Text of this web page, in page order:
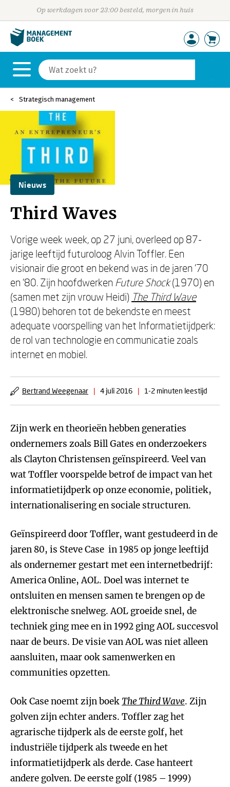
Op werkdagen voor 23:00 besteld, morgen in huis
Strategisch management
Nieuws
Third Waves
Vorige week week, op 27 juni, overleed op 87-
jarige leeftijd futuroloog Alvin Toffler. Een
visionair die groot en bekend was in de jaren ’70
en ‘80. Zijn hoofdwerken Future Shock(1970) en
(samen met zijn vrouw Heidi) The Third Wave
(1980) behoren tot de bekendste en meest
adequate voorspelling van het Informatietijdperk:
de rol van technologie en communicatie zoals
internet en mobiel.
Bertrand Weegenaar | 4 juli 2016 | 1-2 minuten leestijd
Zijn werk en theorieën hebben generaties
ondernemers zoals Bill Gates en onderzoekers
als Clayton Christensen geïnspireerd. Veel van
wat Toffler voorspelde betrof de impact van het
informatietijdperk op onze economie, politiek,
internationalisering en sociale structuren.
Geïnspireerd door Toffler, want gestudeerd in de
jaren 80, is Steve Case in 1985 op jonge leeftijd
als ondernemer gestart met een internetbedrijf:
America Online, AOL. Doel was internet te
ontsluiten en mensen samen te brengen op de
elektronische snelweg. AOL groeide snel, de
techniek ging mee en in 1992 ging AOL succesvol
naar de beurs. De visie van AOL was niet alleen
aansluiten, maar ook samenwerken en
communities opzetten.
Ook Case noemt zijn boek The Third Wave. Zijn
golven zijn echter anders. Toffler zag het
agrarische tijdperk als de eerste golf, het
industriële tijdperk als tweede en het
informatietijdperk als derde. Case hanteert
andere golven. De eerste golf (1985 – 1999)